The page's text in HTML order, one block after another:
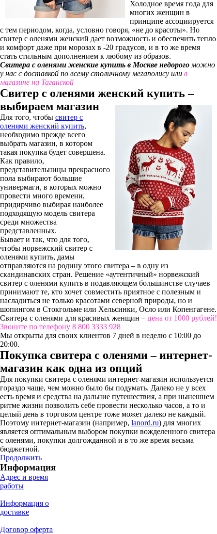
Холодное время года для
многих женщин в
принципе ассоциируется
с тем периодом, когда, условно говоря, «не до красоты». Но
свитер с оленями женский дает возможность и обеспечить тепло
и комфорт даже при морозах в -20 градусов, и в то же время
стать стильным дополнением к любому из образов.
Свитера с оленями женские купить в Москве недорого можно
у нас с доставкой по всему столичному мегаполису или в
магазине на Таганской
Свитер с оленями женский купить –
выбираем магазин
Для того, чтобы свитер с
оленями женский купить,
необходимо прежде всего
выбрать магазин, в котором
такая покупка будет совершена.
Как правило,
представительницы прекрасного
пола выбирают большие
универмаги, в которых можно
провести много времени,
придирчиво выбирая наиболее
подходящую модель свитера
среди множества
представленных.
Бывает и так, что для того,
чтобы норвежский свитер с
оленями купить, дамы
отправляются на родину этого свитера – в одну из
скандинавских стран. Решение «аутентичный» норвежский
свитер с оленями купить в подавляющем большинстве случаев
принимают те, кто хочет совместить приятное с полезным и
насладиться не только красотами северной природы, но и
шопингом в Стокгольме или Хельсинки, Осло или Копенгагене.
Свитера с оленями для красивых женщин – цена от 1000 рублей!
Звоните по телефону 8 800 3333 928
Мы открыты для своих клиентов 7 дней в неделю с 10:00 до
20:00.
Покупка свитера с оленями – интернет-
магазин как одна из опций
Для покупки свитера с оленями интернет-магазин используется
гораздо чаще, чем можно было бы подумать. Далеко не у всех
есть время и средства на дальние путешествия, а при нынешнем
ритме жизни позволить себе провести несколько часов, а то и
целый день в торговом центре тоже может далеко не каждый.
Поэтому интернет-магазин (например, lanord.ru) для многих
является оптимальным выбором покупки вожделенного свитера
с оленями, покупки долгожданной и в то же время весьма
бюджетной.
Продолжить
Информация
Адрес и время
работы
Информация о
доставке
Договор оферта